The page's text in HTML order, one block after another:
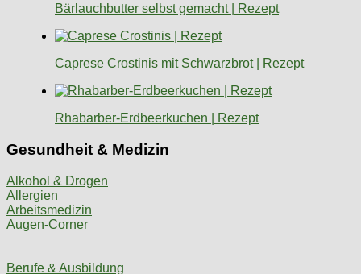
Bärlauchbutter selbst gemacht | Rezept
Caprese Crostinis mit Schwarzbrot | Rezept
Rhabarber-Erdbeerkuchen | Rezept
Gesundheit & Medizin
Alkohol & Drogen
Allergien
Arbeitsmedizin
Augen-Corner
Berufe & Ausbildung